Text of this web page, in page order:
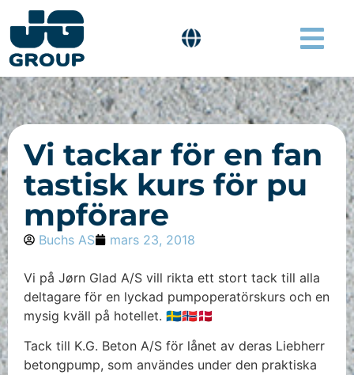
Vi tackar för en fan
tastisk kurs för pu
mpförare
Buchs AS mars 23, 2018
Vi på Jørn Glad A/S vill rikta ett stort tack till alla
deltagare för en lyckad pumpoperatörskurs och en
mysig kväll på hotellet. 🇸🇪🇧🇻️🇩🇰
Tack till K.G. Beton A/S för lånet av deras Liebherr
betongpump, som användes under den praktiska